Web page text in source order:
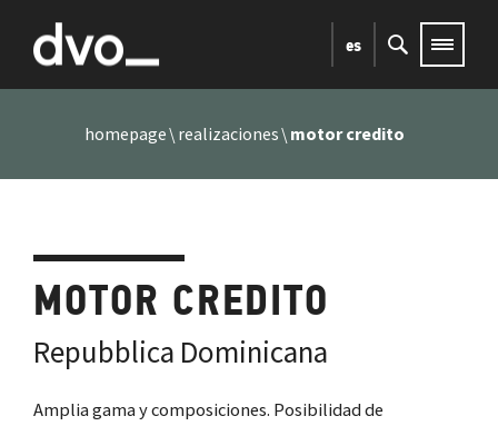
es
homepage realizaciones motor credito
MOTOR CREDITO
Repubblica Dominicana
Amplia gama y composiciones. Posibilidad de